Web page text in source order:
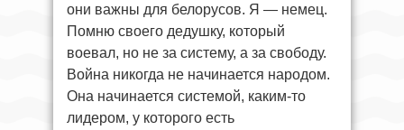
они важны для белорусов. Я — немец.
Помню своего дедушку, который
воевал, но не за систему, а за свободу.
Война никогда не начинается народом.
Она начинается системой, каким-то
лидером, у которого есть